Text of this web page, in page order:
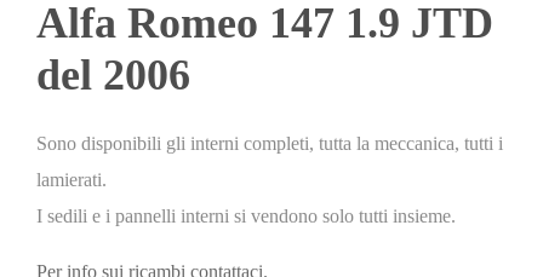
Alfa Romeo 147 1.9 JTD
del 2006
Sono disponibili gli interni completi, tutta la meccanica, tutti i
lamierati.
I sedili e i pannelli interni si vendono solo tutti insieme.
Per info sui ricambi contattaci.